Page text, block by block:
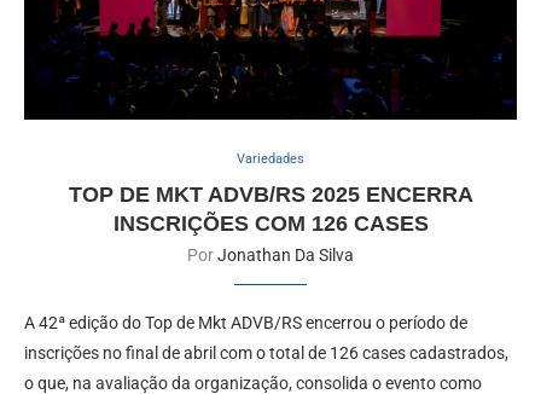
Variedades
TOP DE MKT ADVB/RS 2025 ENCERRA
INSCRIÇÕES COM 126 CASES
PorJonathan Da Silva
A 42ª edição do Top de Mkt ADVB/RS encerrou o período de
inscrições no final de abril com o total de 126 cases cadastrados,
o que, na avaliação da organização, consolida o evento como